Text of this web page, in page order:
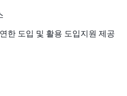
한 도입 및 활용 도입지원 제공